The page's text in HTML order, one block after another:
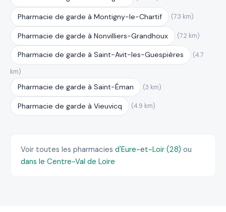
Pharmacie de garde à Montigny-le-Chartif (7.3 km)
Pharmacie de garde à Nonvilliers-Grandhoux (7.2 km)
Pharmacie de garde à Saint-Avit-les-Guespières (4.7
km)
Pharmacie de garde à Saint-Éman (3 km)
Pharmacie de garde à Vieuvicq (4.9 km)
Voir toutes les pharmacies d'Eure-et-Loir (28) ou
dans le Centre-Val de Loire